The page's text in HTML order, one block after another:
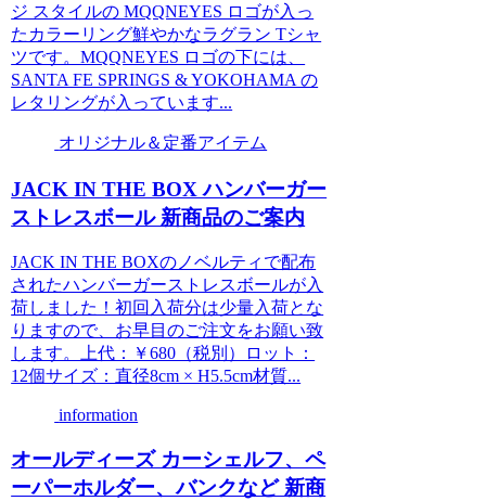
ジ スタイルの MQQNEYES ロゴが入っ
たカラーリング鮮やかなラグラン Tシャ
ツです。MQQNEYES ロゴの下には、
SANTA FE SPRINGS & YOKOHAMA の
レタリングが入っています...
オリジナル＆定番アイテム
JACK IN THE BOX ハンバーガー
ストレスボール 新商品のご案内
JACK IN THE BOXのノベルティで配布
されたハンバーガーストレスボールが入
荷しました！初回入荷分は少量入荷とな
りますので、お早目のご注文をお願い致
します。上代：￥680（税別）ロット：
12個サイズ：直径8cm × H5.5cm材質...
information
オールディーズ カーシェルフ、ペ
ーパーホルダー、バンクなど 新商